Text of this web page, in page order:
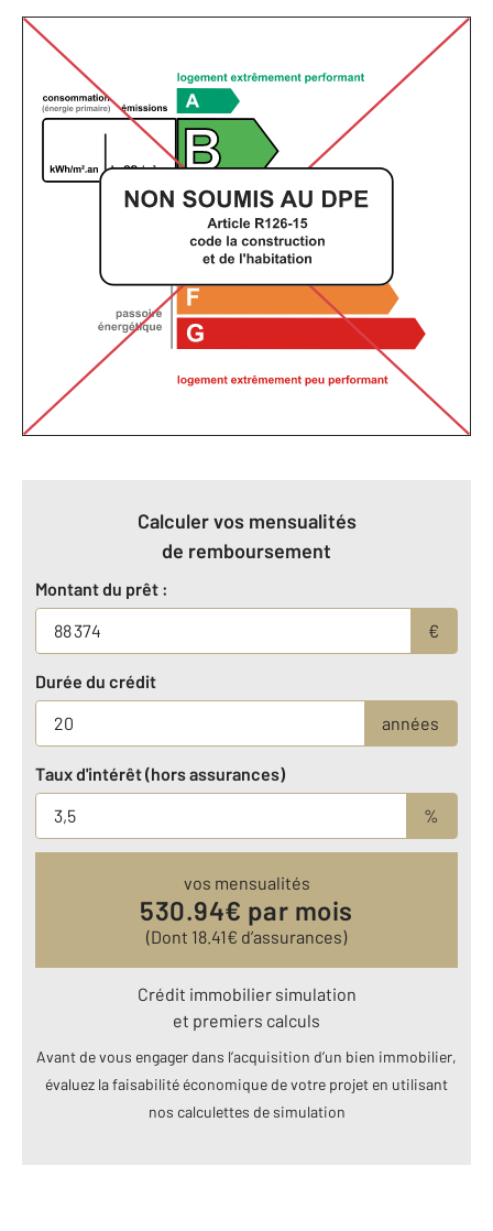
Calculer vos mensualités
de remboursement
Montant du prêt :
€
Durée du crédit
années
Taux d'intérêt (hors assurances)
%
vos mensualités
530.94€ par mois
(Dont 18.41€ d’assurances)
Crédit immobilier simulation
et premiers calculs
Avant de vous engager dans l’acquisition d’un bien immobilier,
évaluez la faisabilité économique de votre projet en utilisant
nos calculettes de simulation